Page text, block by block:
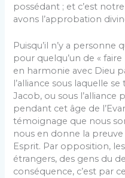
possédant ; et c’est
avons l’approbation
Puisqu’il n’y a
pour quelqu’un de «
en harmonie avec Dieu
l’alliance sous laquelle
Jacob, ou sous l’alliance
pendant cet âge de
témoignage que nous
nous en donne la
Esprit. Par opposition,
étrangers, des gens du
conséquence, c’est par